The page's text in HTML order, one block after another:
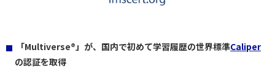
「Multiverse®」が、国内で初めて学習履歴の世界標準Caliper
の認証を取得